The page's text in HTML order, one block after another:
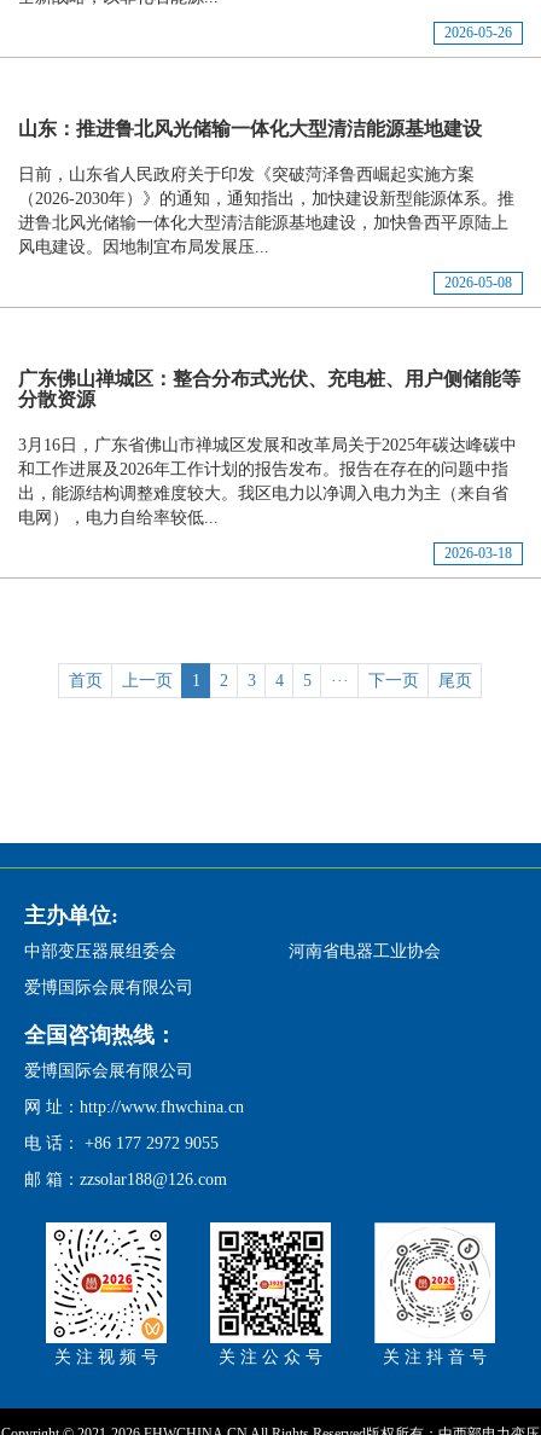
2026-05-26
山东：推进鲁北风光储输一体化大型清洁能源基地建设
日前，山东省人民政府关于印发《突破菏泽鲁西崛起实施方案
（2026-2030年）》的通知，通知指出，加快建设新型能源体系。推
进鲁北风光储输一体化大型清洁能源基地建设，加快鲁西平原陆上
风电建设。因地制宜布局发展压...
2026-05-08
广东佛山禅城区：整合分布式光伏、充电桩、用户侧储能等
分散资源
3月16日，广东省佛山市禅城区发展和改革局关于2025年碳达峰碳中
和工作进展及2026年工作计划的报告发布。报告在存在的问题中指
出，能源结构调整难度较大。我区电力以净调入电力为主（来自省
电网），电力自给率较低...
2026-03-18
首页 上一页 1 2 3 4 5 ··· 下一页 尾页
主办单位:
中部变压器展组委会
河南省电器工业协会
爱博国际会展有限公司
全国咨询热线：
爱博国际会展有限公司
网 址：http://www.fhwchina.cn
电 话： +86 177 2972 9055
邮 箱：zzsolar188@126.com
关 注 视 频 号 关 注 公 众 号 关 注 抖 音 号